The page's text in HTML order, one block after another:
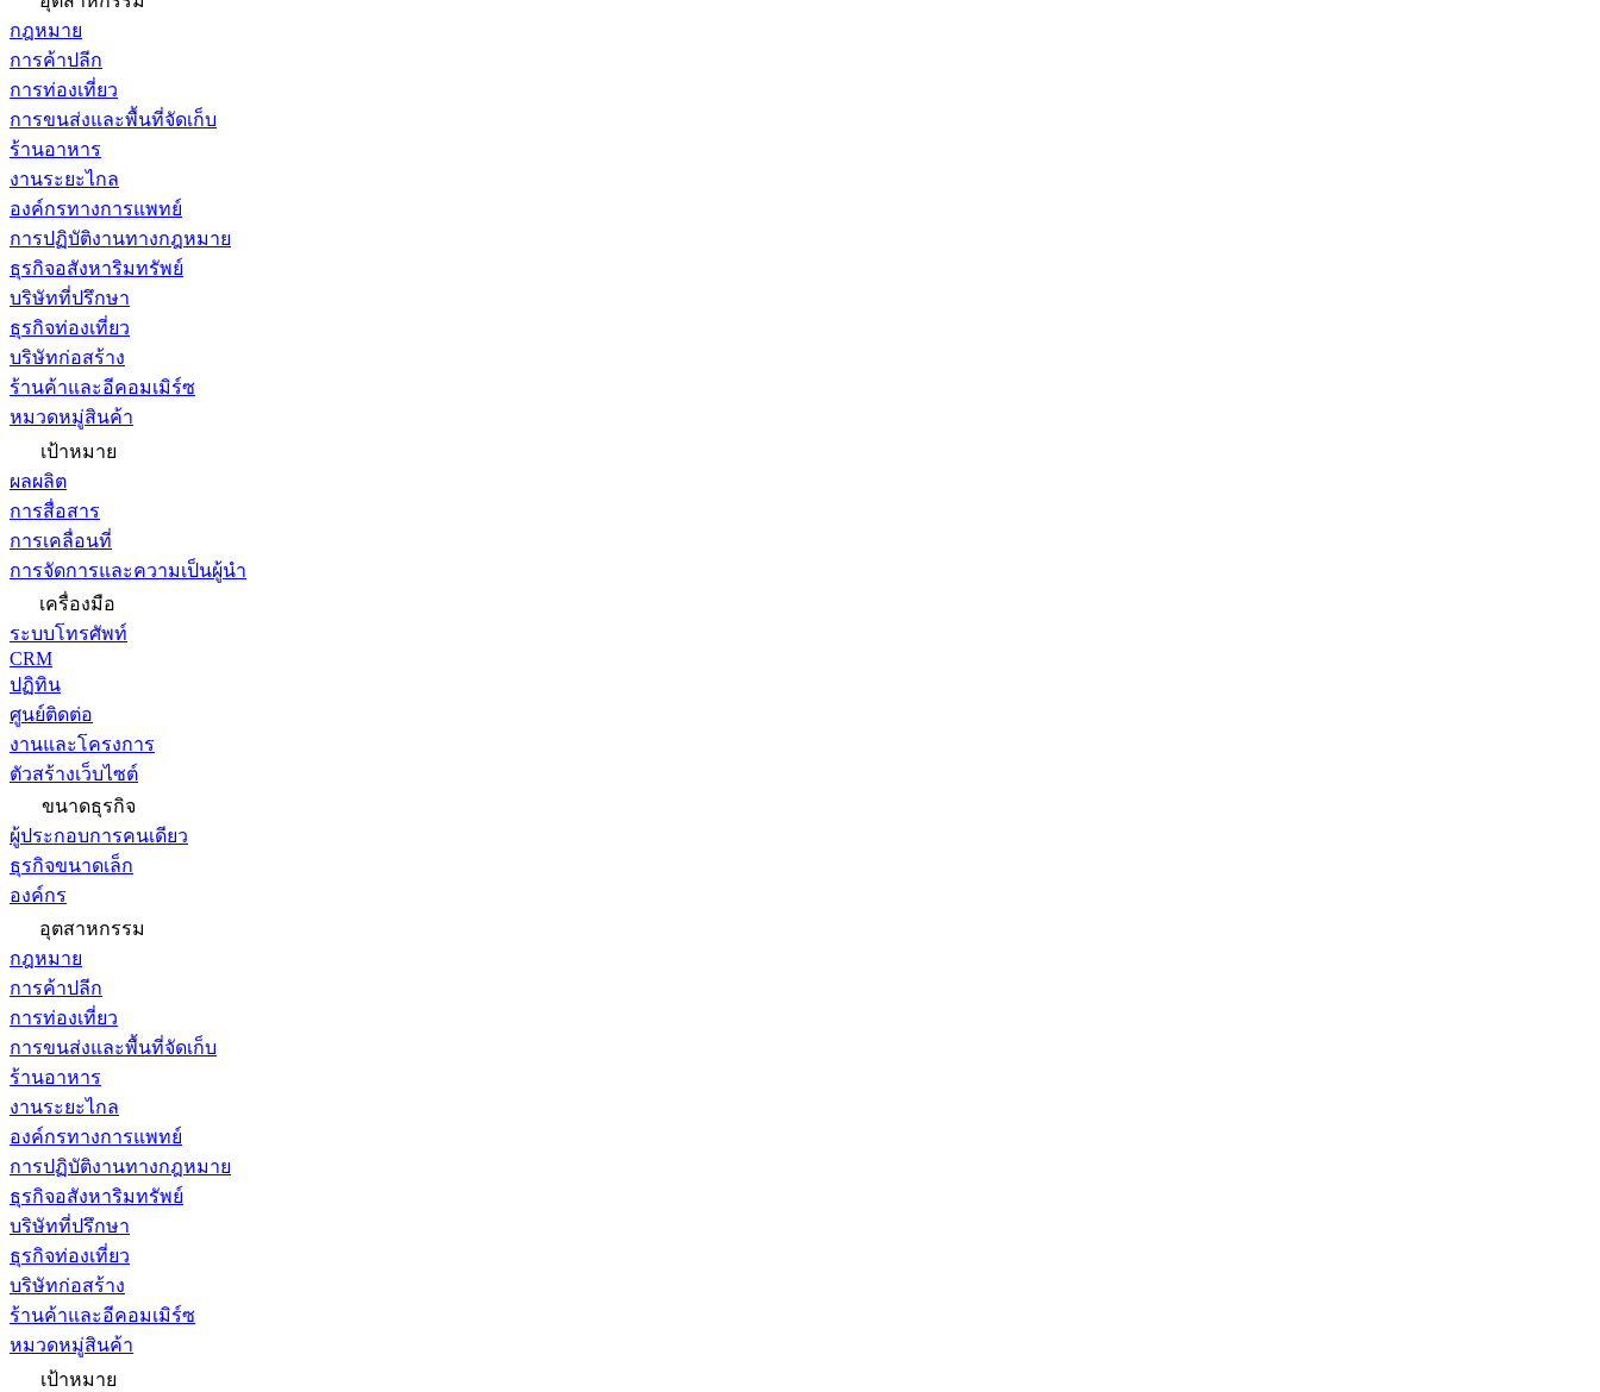
กฎหมาย
การค้าปลีก
การท่องเที่ยว
การขนส่งและพื้นที่จัดเก็บ
ร้านอาหาร
งานระยะไกล
องค์กรทางการแพทย์
การปฏิบัติงานทางกฎหมาย
ธุรกิจอสังหาริมทรัพย์
บริษัทที่ปรึกษา
ธุรกิจท่องเที่ยว
บริษัทก่อสร้าง
ร้านค้าและอีคอมเมิร์ซ
หมวดหมู่สินค้า
เป้าหมาย
ผลผลิต
การสื่อสาร
การเคลื่อนที่
การจัดการและความเป็นผู้นำ
เครื่องมือ
ระบบโทรศัพท์
CRM
ปฏิทิน
ศูนย์ติดต่อ
งานและโครงการ
ตัวสร้างเว็บไซต์
ขนาดธุรกิจ
ผู้ประกอบการคนเดียว
ธุรกิจขนาดเล็ก
องค์กร
อุตสาหกรรม
กฎหมาย
การค้าปลีก
การท่องเที่ยว
การขนส่งและพื้นที่จัดเก็บ
ร้านอาหาร
งานระยะไกล
องค์กรทางการแพทย์
การปฏิบัติงานทางกฎหมาย
ธุรกิจอสังหาริมทรัพย์
บริษัทที่ปรึกษา
ธุรกิจท่องเที่ยว
บริษัทก่อสร้าง
ร้านค้าและอีคอมเมิร์ซ
หมวดหมู่สินค้า
เป้าหมาย